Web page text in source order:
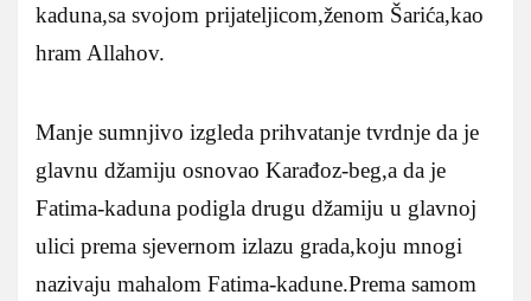
kaduna,sa svojom prijateljicom,ženom Šarića,kao
hram Allahov.
Manje sumnjivo izgleda prihvatanje tvrdnje da je
glavnu džamiju osnovao Karađoz-beg,a da je
Fatima-kaduna podigla drugu džamiju u glavnoj
ulici prema sjevernom izlazu grada,koju mnogi
nazivaju mahalom Fatima-kadune.Prema samom